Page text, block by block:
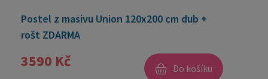
Postel z masivu Union 120x200 cm dub +
rošt ZDARMA
3590 Kč Do košíku